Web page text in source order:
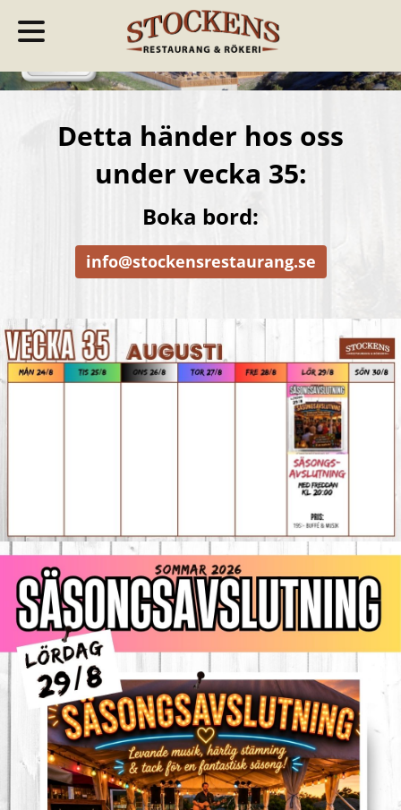
Detta händer hos oss
under vecka 35:
Boka bord:
info@stockensrestaurang.se